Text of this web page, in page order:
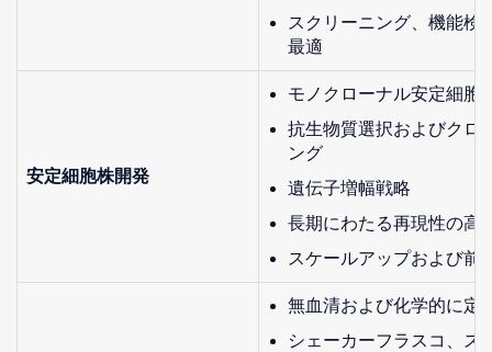
スクリーニング、機能検
最適
安定細胞株開発
モノクローナル安定細胞
抗生物質選択およびクロ
ング
遺伝子増幅戦略
長期にわたる再現性の高
スケールアップおよび前
無血清および化学的に定
シェーカーフラスコ、ス